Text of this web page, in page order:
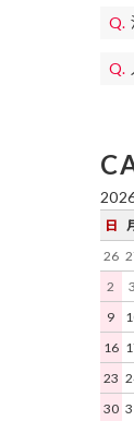
日
26
2
3
9
16
23
30